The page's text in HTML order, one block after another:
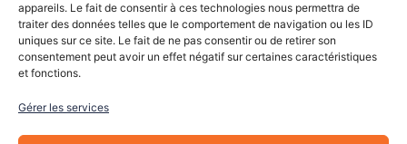
appareils. Le fait de consentir à ces technologies nous permettra de
traiter des données telles que le comportement de navigation ou les ID
uniques sur ce site. Le fait de ne pas consentir ou de retirer son
consentement peut avoir un effet négatif sur certaines caractéristiques
et fonctions.
Gérer les services
Mes adresses
Mon panier
Informations
À Propos de nous
Blog